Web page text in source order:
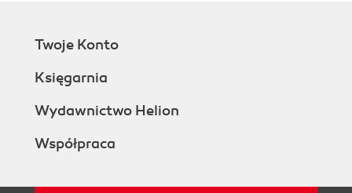
Twoje Konto
Księgarnia
Wydawnictwo Helion
Współpraca